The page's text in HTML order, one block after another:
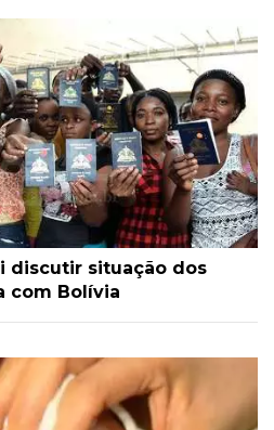
discutir situação dos
com Bolívia